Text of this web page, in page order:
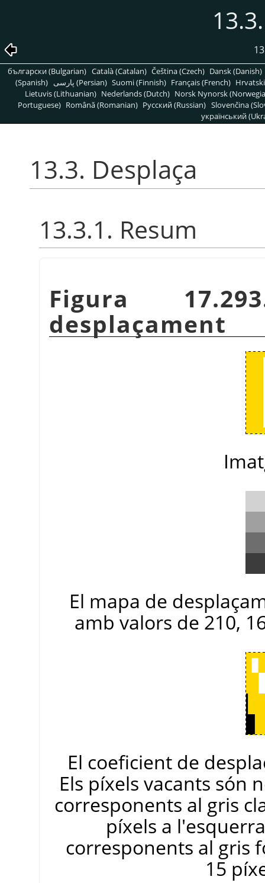
български (Bulgarian) Català (Catalan) Čeština (Czech) Dansk (Danish)
(Spanish)
پارسی (Persian) Suomi (Finnish) Français (French)
Lietuvis (Lithuanian) Nederlands (Dutch) Norsk Nynorsk
Portuguese) Română (Romanian) Pусский (Russian) Slovenčina
український
13.3. Desplaça
13.3.1. Resum
Figura
desplaçament
El mapa de
amb valors de 210,
El coeficient de
Els píxels vacants són
corresponents al gris
píxels a
corresponents al gris
15